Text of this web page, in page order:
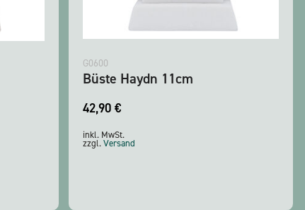
G0600
Büste Haydn 11cm
42,90 €
inkl. MwSt.
zzgl.Versand